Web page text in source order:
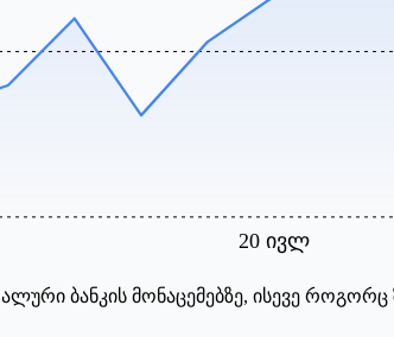
20 ივლ
ბანკის მონაცემებზე, ისევე